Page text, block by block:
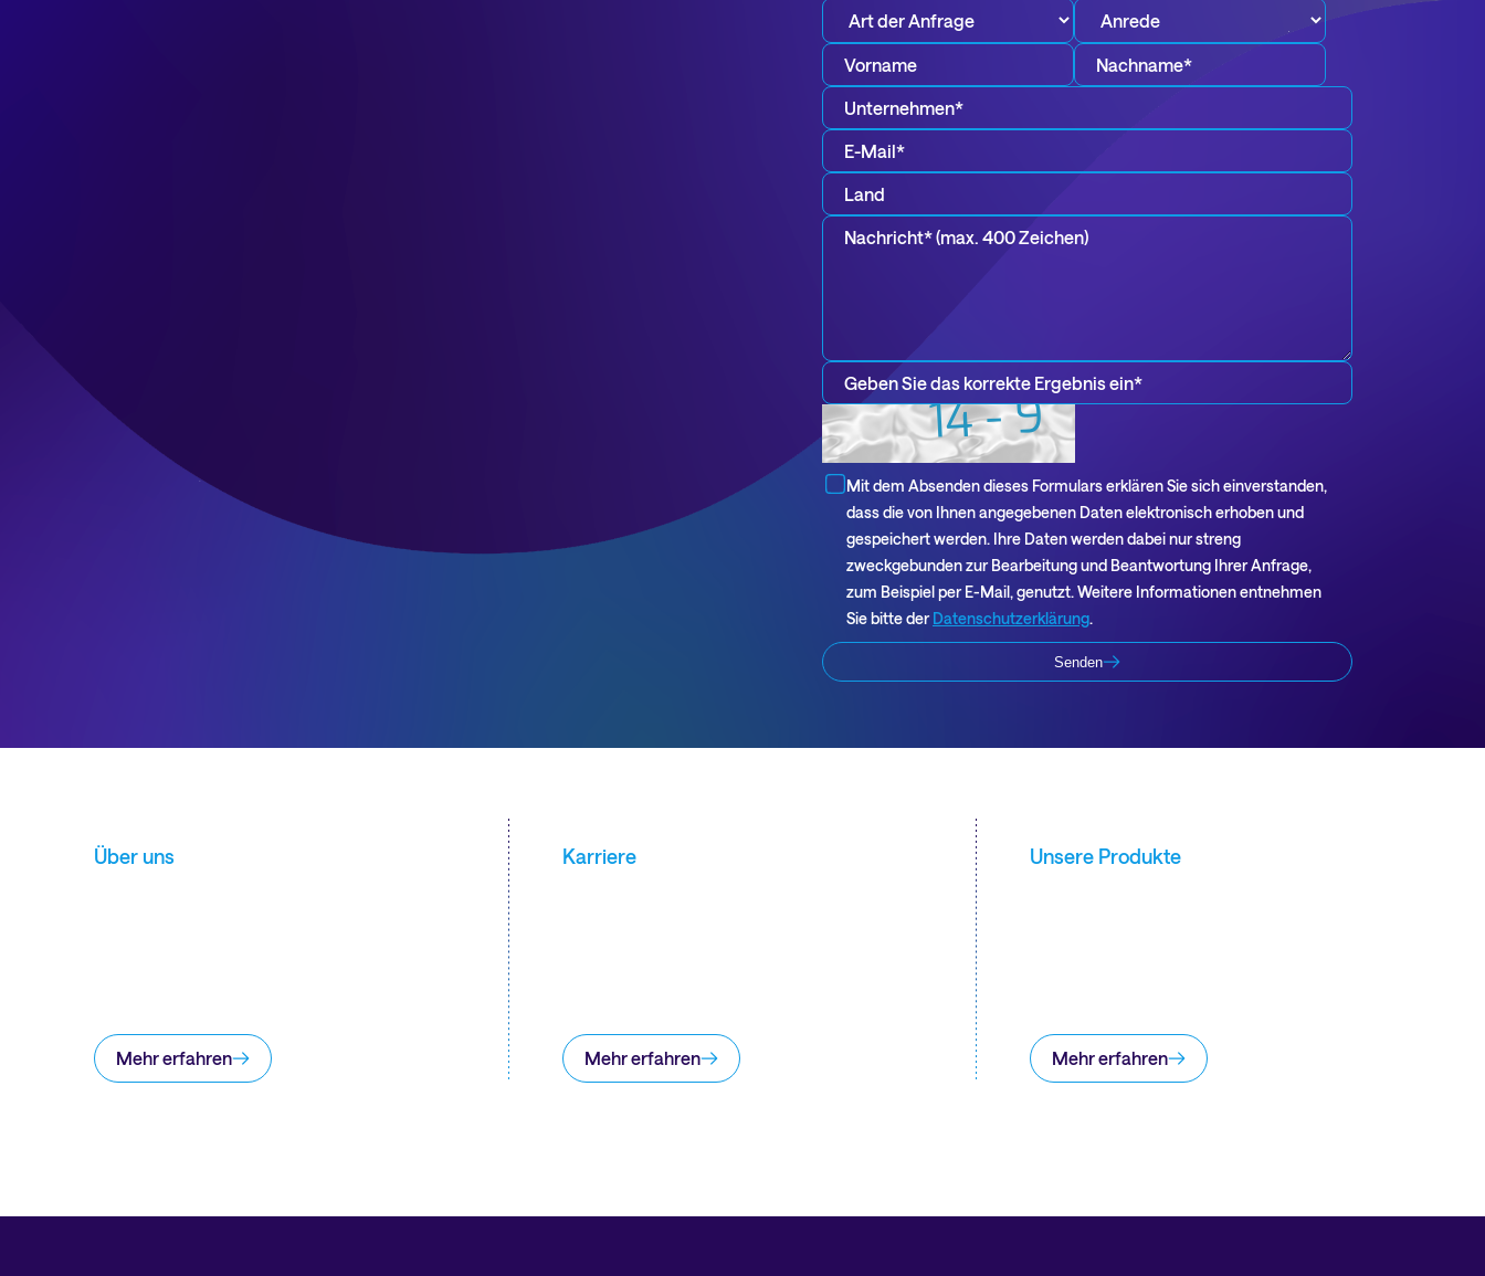
Vorname
Nachname*
*
Unternehmen*
*
E-
Mail*
Land
Nachricht*
Datenschutzbestimmungen
Mit dem Absenden dieses Formulars erklären Sie sich einverstanden,
dass die von Ihnen angegebenen Daten elektronisch erhoben und
gespeichert werden. Ihre Daten werden dabei nur streng
zweckgebunden zur Bearbeitung und Beantwortung Ihrer Anfrage,
zum Beispiel per E-Mail, genutzt. Weitere Informationen entnehmen
Sie bitte derDatenschutzerklärung.
Senden
Über uns
Mehr erfahren
Karriere
Mehr erfahren
Unsere Produkte
Mehr erfahren